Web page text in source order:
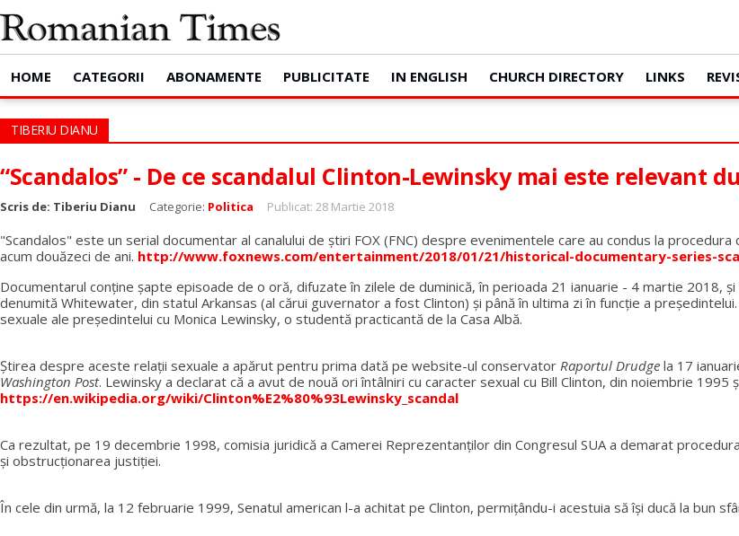
HOME CATEGORII ABONAMENTE PUBLICITATE IN ENGLISH CHURCH DIRECTORY LINKS
TIBERIU DIANU
“Scandalos” - De ce scandalul Clinton-Lewinsky mai este relevant
Scris de: Tiberiu Dianu Categorie: Politica Publicat: 28 Martie 2018
"Scandalos" este un serial documentar al canalului de ştiri FOX (FNC) despre evenimentele care au condus la
acum douăzeci de ani. http://www.foxnews.com/entertainment/2018/01/21/historical-documentary-series-
Documentarul conține șapte episoade de o oră, difuzate în zilele de duminică, în perioada 21 ianuarie - 4 martie 2018,
denumită Whitewater, din statul Arkansas (al cărui guvernator a fost Clinton) şi până în ultima zi în funcţie a
sexuale ale președintelui cu Monica Lewinsky, o studentă practicantă de la Casa Albă.
Ştirea despre aceste relaţii sexuale a apărut pentru prima dată pe website-ul conservator Raportul Drudge la 17
Washington Post. Lewinsky a declarat că a avut de nouă ori întâlniri cu caracter sexual cu Bill Clinton, din noiembrie
https://en.wikipedia.org/wiki/Clinton%E2%80%93Lewinsky_scandal
Ca rezultat, pe 19 decembrie 1998, comisia juridică a Camerei Reprezentanţilor din Congresul SUA a demarat
şi obstrucţionarea justiției.
În cele din urmă, la 12 februarie 1999, Senatul american l-a achitat pe Clinton, permiţându-i acestuia să își ducă la bun